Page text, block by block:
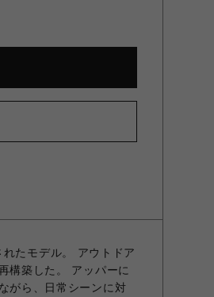
たモデル。 アウトドア
構築した。 アッパーに
がら、日常シーンに対